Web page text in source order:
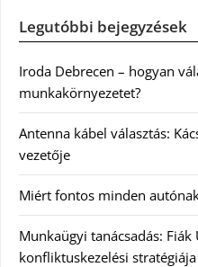
Legutóbbi bejegyzések
Iroda Debrecen – hogyan
munkakörnyezetet?
Antenna kábel választás:
vezetője
Miért fontos minden
Munkaügyi tanácsadás:
konfliktuskezelési stratégiája